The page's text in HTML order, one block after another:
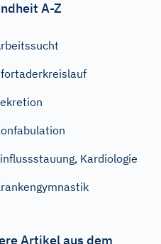
A-Z
Kardiologie
Artikel aus dem